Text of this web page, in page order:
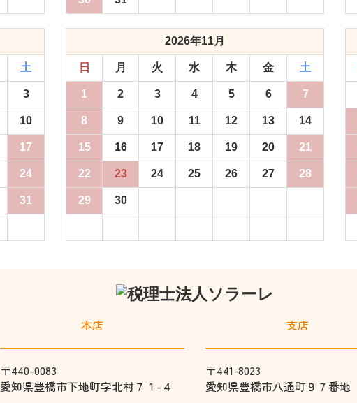
土
3
10
17
24
31
2026年11月
日 月 火 水 木 金 土
1 2 3 4 5 6 7
8 9 10 11 12 13 14
15 16 17 18 19 20 21
22 23 24 25 26 27 28
29 30
本店
〒440-0083
愛知県豊橋市下地町字北村７１-４
支店
〒441-8023
愛知県豊橋市八通町９７番地